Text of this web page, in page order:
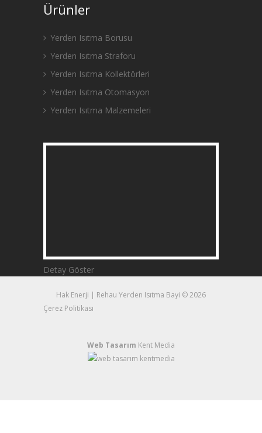
Ürünler
Yerden Isıtma Borusu
Yerden Isıtma Straforu
Yerden Isıtma Kollektörleri
Yerden Isıtma Otomasyon
Yerden Isıtma Malzemeleri
Detay Göster
Hak Enerji | Rehau Yerden Isıtma Bayi © 2026
Çerez Politikası
Web Tasarım Kent Media